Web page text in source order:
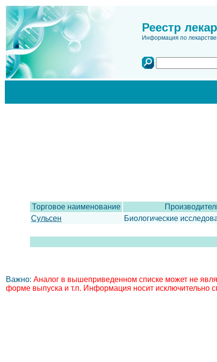
Реестр
Информация по
Торговое наименование
Сульсен
Биологические
Важно: Аналог в вышеприведенном списке может не
форме выпуска и т.п. Информация носит исключительно